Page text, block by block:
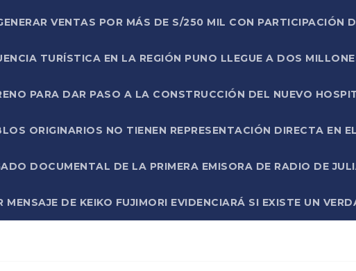
VENTAS POR MÁS DE S/250 MIL CON PARTICIPACIÓN
TURÍSTICA EN LA REGIÓN PUNO LLEGUE A DOS
PARA DAR PASO A LA CONSTRUCCIÓN DEL NUEVO
ORIGINARIOS NO TIENEN REPRESENTACIÓN DIRECTA EN
DOCUMENTAL DE LA PRIMERA EMISORA DE RADIO DE
DE KEIKO FUJIMORI EVIDENCIARÁ SI EXISTE UN